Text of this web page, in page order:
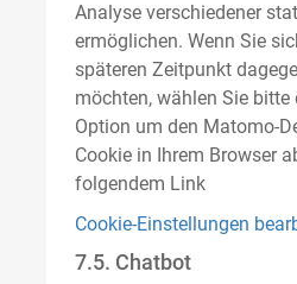
Analyse verschiedener
ermöglichen. Wenn Sie
späteren Zeitpunkt
möchten, wählen Sie bitte
Option um den Matomo-
Cookie in Ihrem Browser
folgendem Link
Cookie-Einstellungen
7.5. Chatbot